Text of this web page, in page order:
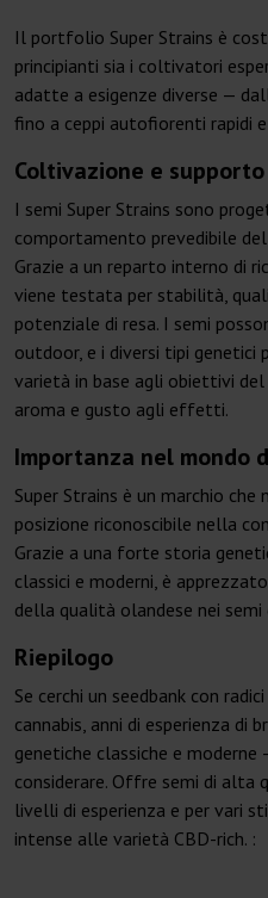
Il portfolio Super Strains è
principianti sia i coltivatori
adatte a esigenze diverse —
fino a ceppi autofiorenti rapidi
Coltivazione e
I semi Super Strains sono
comportamento prevedibile
Grazie a un reparto interno di
viene testata per stabilità,
potenziale di resa. I semi
outdoor, e i diversi tipi genetici
varietà in base agli obiettivi
aroma e gusto agli effetti.
Importanza nel mondo
Super Strains è un marchio
posizione riconoscibile nella
Grazie a una forte storia
classici e moderni, è
della qualità olandese nei semi
Riepilogo
Se cerchi un seedbank con
cannabis, anni di esperienza di
genetiche classiche e moderne
considerare. Offre semi di alta
livelli di esperienza e per vari
intense alle varietà CBD-rich. :